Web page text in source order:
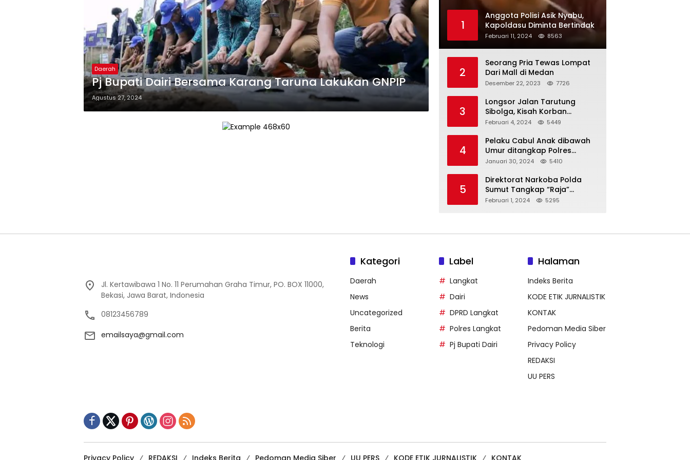
Daerah
Pj Bupati Dairi Bersama Karang Taruna Lakukan GNPIP
Agustus 27, 2024
1
Anggota Polisi Asik Nyabu,
Kapoldasu Diminta Bertindak
Februari 11, 2024 8563
2
Seorang Pria Tewas Lompat
Dari Mall di Medan
Desember 22, 2023 7726
3
Longsor Jalan Tarutung
Sibolga, Kisah Korban
Selamat
Februari 4, 2024 5449
4
Pelaku Cabul Anak dibawah
Umur ditangkap Polres
Langkat
Januari 30, 2024 5410
5
Direktorat Narkoba Polda
Sumut Tangkap “Raja”
Narkoba
Februari 1, 2024 5295
Jl. Kertawibawa 1 No. 11 Perumahan Graha Timur, PO. BOX 11000,
Bekasi, Jawa Barat, Indonesia
08123456789
emailsaya@gmail.com
Kategori
Daerah
News
Uncategorized
Berita
Teknologi
Label
Langkat
Dairi
DPRD Langkat
Polres Langkat
Pj Bupati Dairi
Halaman
Indeks Berita
KODE ETIK JURNALISTIK
KONTAK
Pedoman Media Siber
Privacy Policy
REDAKSI
UU PERS